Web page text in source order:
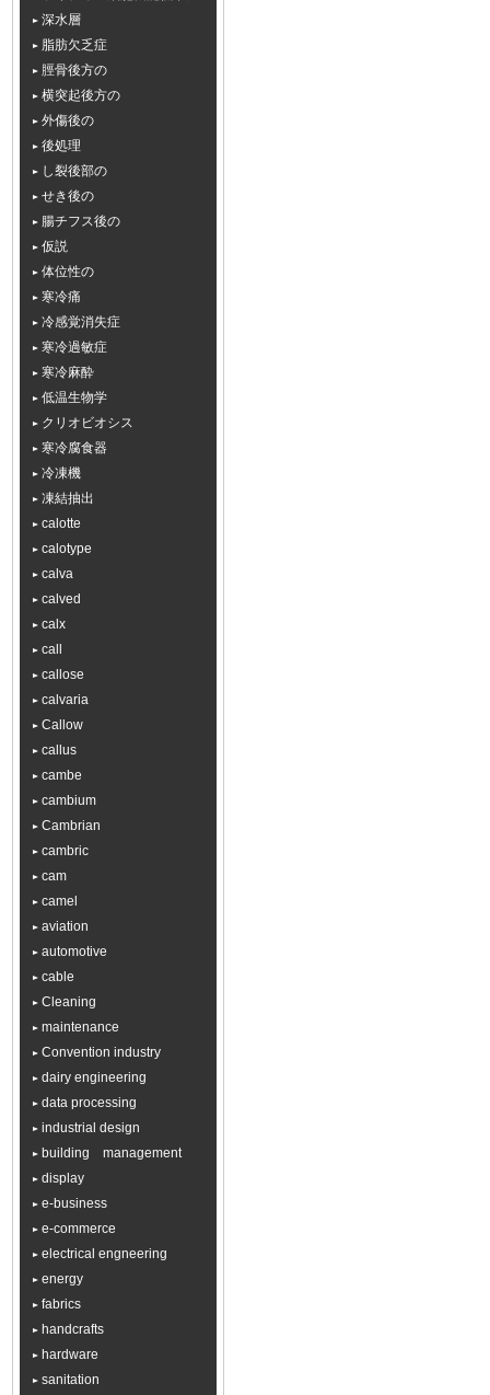
深水層
脂肪欠乏症
脛骨後方の
横突起後方の
外傷後の
後処理
し裂後部の
せき後の
腸チフス後の
仮説
体位性の
寒冷痛
冷感覚消失症
寒冷過敏症
寒冷麻酔
低温生物学
クリオビオシス
寒冷腐食器
冷凍機
凍結抽出
calotte
calotype
calva
calved
calx
call
callose
calvaria
Callow
callus
cambe
cambium
Cambrian
cambric
cam
camel
aviation
automotive
cable
Cleaning
maintenance
Convention industry
dairy engineering
data processing
industrial design
building management
display
e-business
e-commerce
electrical engneering
energy
fabrics
handcrafts
hardware
sanitation